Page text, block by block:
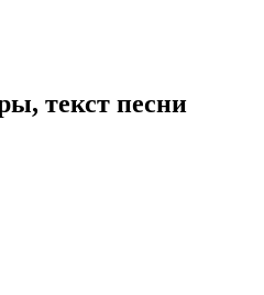
текст песни